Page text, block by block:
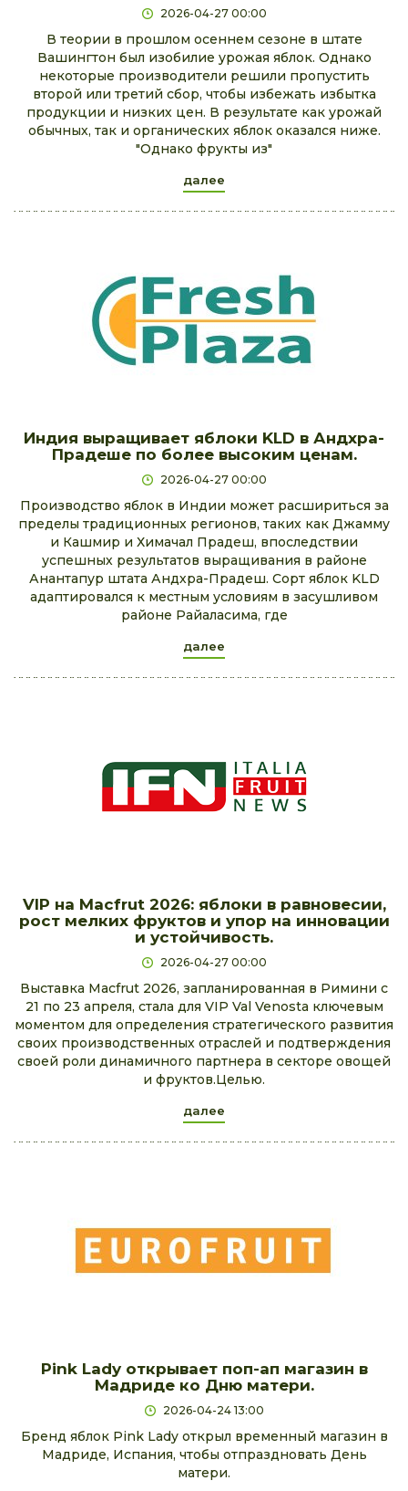
2026-04-27 00:00
В теории в прошлом осеннем сезоне в штате
Вашингтон был изобилие урожая яблок. Однако
некоторые производители решили пропустить
второй или третий сбор, чтобы избежать избытка
продукции и низких цен. В результате как урожай
обычных, так и органических яблок оказался ниже.
"Однако фрукты из"
далее
Индия выращивает яблоки KLD в Андхра-
Прадеше по более высоким ценам.
2026-04-27 00:00
Производство яблок в Индии может расшириться за
пределы традиционных регионов, таких как Джамму
и Кашмир и Химачал Прадеш, впоследствии
успешных результатов выращивания в районе
Анантапур штата Андхра-Прадеш. Сорт яблок KLD
адаптировался к местным условиям в засушливом
районе Райаласима, где
далее
VIP на Macfrut 2026: яблоки в равновесии,
рост мелких фруктов и упор на инновации
и устойчивость.
2026-04-27 00:00
Выставка Macfrut 2026, запланированная в Римини с
21 по 23 апреля, стала для VIP Val Venosta ключевым
моментом для определения стратегического развития
своих производственных отраслей и подтверждения
своей роли динамичного партнера в секторе овощей
и фруктов.Целью.
далее
Pink Lady открывает поп-ап магазин в
Мадриде ко Дню матери.
2026-04-24 13:00
Бренд яблок Pink Lady открыл временный магазин в
Мадриде, Испания, чтобы отпраздновать День
матери.